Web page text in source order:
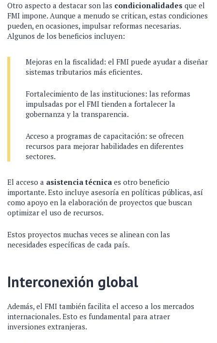
Otro aspecto a destacar son las condicionalidades que el
FMI impone. Aunque a menudo se critican, estas condiciones
pueden, en ocasiones, impulsar reformas necesarias.
Algunos de los beneficios incluyen:
Mejoras en la fiscalidad: el FMI puede ayudar a diseñar
sistemas tributarios más eficientes.
Fortalecimiento de las instituciones: las reformas
impulsadas por el FMI tienden a fortalecer la
gobernanza y la transparencia.
Acceso a programas de capacitación: se ofrecen
recursos para mejorar habilidades en diferentes
sectores.
El acceso a asistencia técnica es otro beneficio
importante. Esto incluye asesoría en políticas públicas, así
como apoyo en la elaboración de proyectos que buscan
optimizar el uso de recursos.
Estos proyectos muchas veces se alinean con las
necesidades específicas de cada país.
Interconexión global
Además, el FMI también facilita el acceso a los mercados
internacionales. Esto es fundamental para atraer
inversiones extranjeras.